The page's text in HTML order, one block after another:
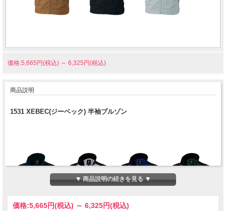
価格:5,665円(税込) ～ 6,325円(税込)
商品説明
1531 XEBEC(ジーベック) 半袖ブルゾン
▼ 商品説明の続きを見る ▼
価格:5,665円(税込) ～ 6,325円(税込)